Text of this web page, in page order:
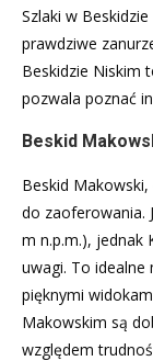
Szlaki w
prawdziwe
Beskidzie Niskim
pozwala poznać
Beskid
Beskid
do zaoferowania.
m n.p.m.), jednak
uwagi. To idealne
pięknymi
Makowskim są
względem